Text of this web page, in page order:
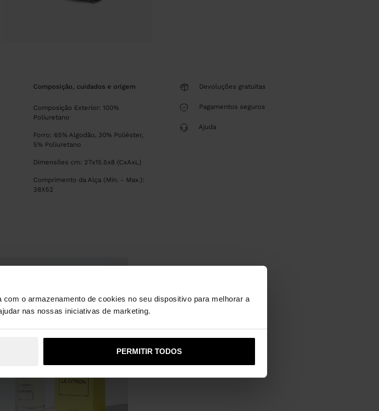
o armazenamento de cookies no seu dispositivo para melhorar a
nas nossas iniciativas de marketing.
PERMITIR TODOS
composição, cuidados e origem
Composição Exterior: 100%
Poliuretano
Forro: 65% Algodão, 30% Poliéster,
5% Poliuretano
Dimensões cm: 27x15.5x8 (CxAxL)
Comprimento da Alça (Min. - Max.):
38X52
Devoluções gratuitas
Pagamentos seguros
Ajuda